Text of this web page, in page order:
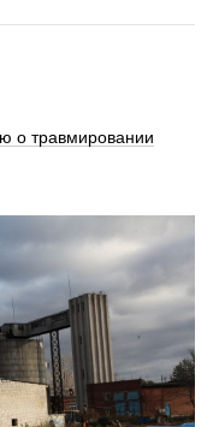
о травмировании